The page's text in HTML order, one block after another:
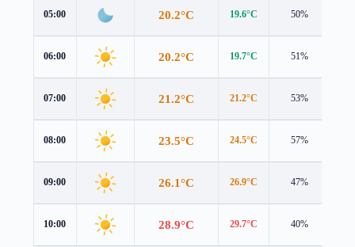
05:00 20.2°C 19.6°C 50%
06:00 20.2°C 19.7°C 51%
07:00 21.2°C 21.2°C 53%
08:00 23.5°C 24.5°C 57%
09:00 26.1°C 26.9°C 47%
10:00 28.9°C 29.7°C 40%